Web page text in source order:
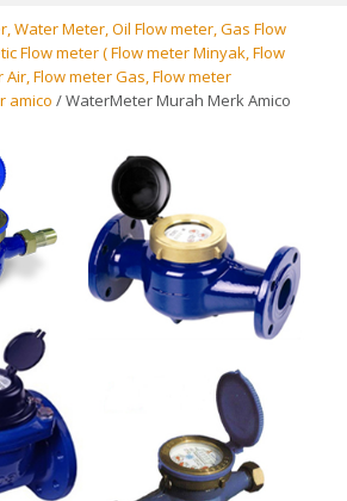
Water Meter, Oil Flow meter, Gas Flow
Flow meter ( Flow meter Minyak, Flow
Flow meter Gas, Flow meter
amico / WaterMeter Murah Merk Amico